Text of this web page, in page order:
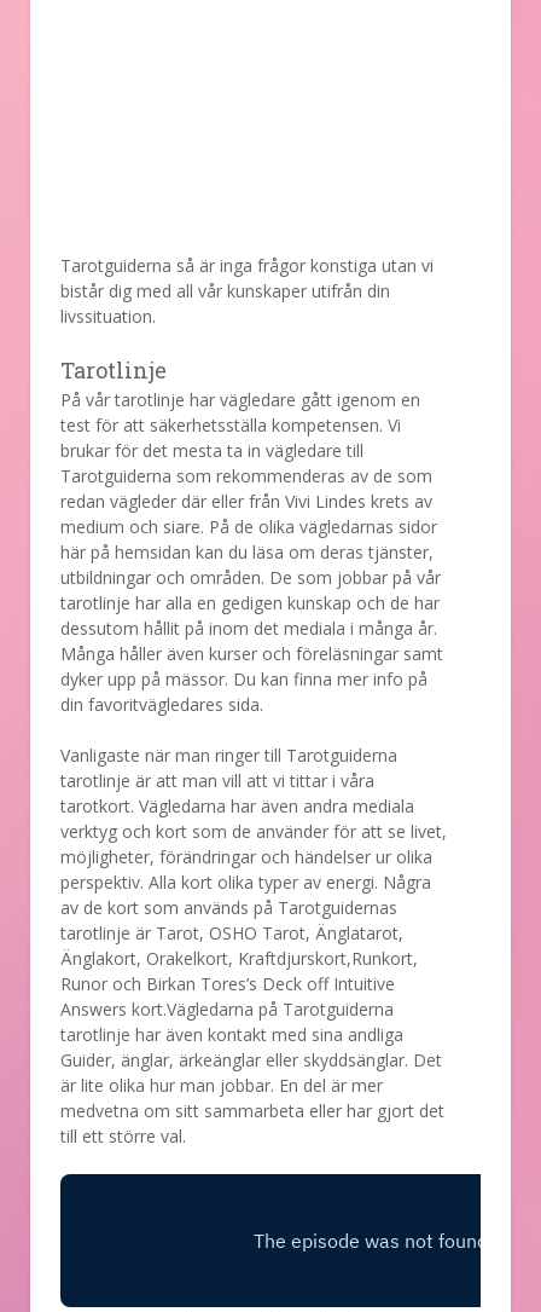
Tarotguiderna så är inga frågor konstiga utan vi
bistår dig med all vår kunskaper utifrån din
livssituation.
Tarotlinje
På vår tarotlinje har vägledare gått igenom en
test för att säkerhetsställa kompetensen. Vi
brukar för det mesta ta in vägledare till
Tarotguiderna som rekommenderas av de som
redan vägleder där eller från Vivi Lindes krets av
medium och siare. På de olika vägledarnas sidor
här på hemsidan kan du läsa om deras tjänster,
utbildningar och områden. De som jobbar på vår
tarotlinje har alla en gedigen kunskap och de har
dessutom hållit på inom det mediala i många år.
Många håller även kurser och föreläsningar samt
dyker upp på mässor. Du kan finna mer info på
din favoritvägledares sida.
Vanligaste när man ringer till Tarotguiderna
tarotlinje är att man vill att vi tittar i våra
tarotkort. Vägledarna har även andra mediala
verktyg och kort som de använder för att se livet,
möjligheter, förändringar och händelser ur olika
perspektiv. Alla kort olika typer av energi. Några
av de kort som används på Tarotguidernas
tarotlinje är Tarot, OSHO Tarot, Änglatarot,
Änglakort, Orakelkort, Kraftdjurskort,Runkort,
Runor och Birkan Tores’s Deck off Intuitive
Answers kort.Vägledarna på Tarotguiderna
tarotlinje har även kontakt med sina andliga
Guider, änglar, ärkeänglar eller skyddsänglar. Det
är lite olika hur man jobbar. En del är mer
medvetna om sitt sammarbeta eller har gjort det
till ett större val.